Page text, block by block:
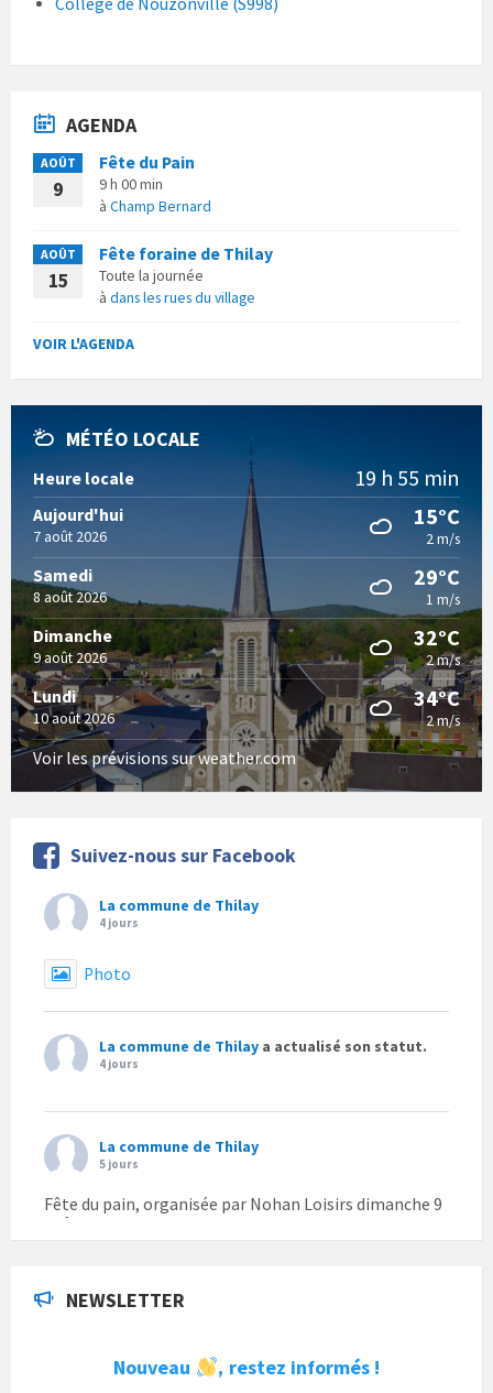
Collège de Nouzonville (S998)
AGENDA
AOÛT
9
Fête du Pain
9 h 00 min
à Champ Bernard
AOÛT
15
Fête foraine de Thilay
Toute la journée
à dans les rues du village
VOIR L'AGENDA
MÉTÉO LOCALE
Heure locale 19 h 55 min
Aujourd'hui
7 août 2026
15°C
2 m/s
Samedi
8 août 2026
29°C
1 m/s
Dimanche
9 août 2026
32°C
2 m/s
Lundi
10 août 2026
34°C
2 m/s
Voir les prévisions sur weather.com
Suivez-nous sur Facebook
La commune de Thilay
4 jours
Photo
La commune de Thilay a actualisé son statut.
4 jours
La commune de Thilay
5 jours
Fête du pain, organisée par Nohan Loisirs dimanche 9
août.
NEWSLETTER
Nouveau , restez informés !